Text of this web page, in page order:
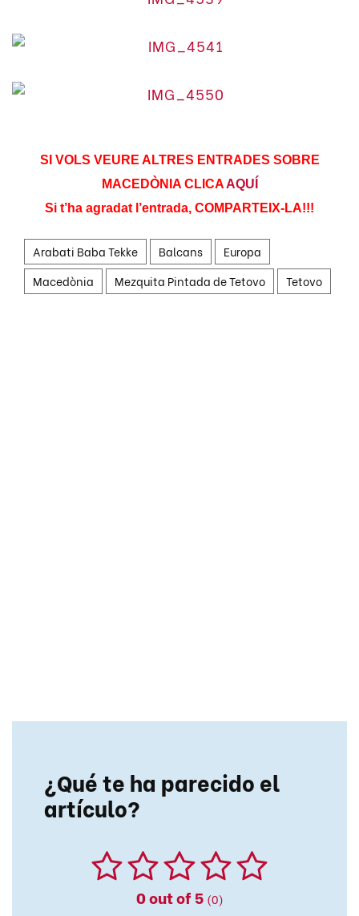
SI VOLS VEURE ALTRES ENTRADES SOBRE
MACEDÒNIA CLICAAQUÍ
Si t’ha agradat l’entrada, COMPARTEIX-LA!!!
Arabati Baba Tekke Balcans
Europa
Macedònia
Mezquita Pintada de Tetovo Tetovo
¿Qué te ha parecido el
artículo?
0out of 5 (0)